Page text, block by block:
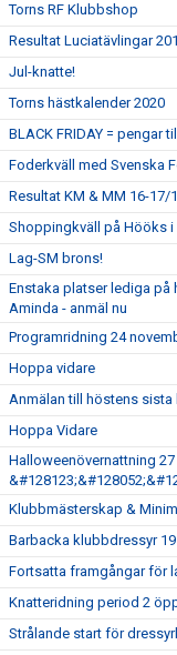
Torns RF Klubbshop
Resultat Luciatävlingar
Jul-knatte!
Torns hästkalender 2020
BLACK FRIDAY = pengar
Foderkväll med Svenska
Resultat KM & MM 16-17/
Shoppingkväll på Hööks i
Lag-SM brons!
Enstaka platser lediga på
Aminda - anmäl nu
Programridning 24
Hoppa vidare
Anmälan till höstens sista
Hoppa Vidare
Halloweenövernattning
Klubbmästerskap &
Barbacka klubbdressyr
Fortsatta framgångar för
Knatteridning period 2
Strålande start för